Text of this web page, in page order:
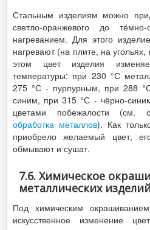
Стальным изделиям можно
светло-оранжевого до
нагреванием. Для этого
нагревают (на плите, на
этом цвет изделия
температуры: при 230 °С
275 °С - пурпурным, при 288
синим, при 315 °С - чёрно-
цветами побежалости (см.
обработка металлов). Как
приобрело желаемый цвет,
обмывают и сушат.
7.6. Химическое
металлических
Под химическим
искусственное изменение